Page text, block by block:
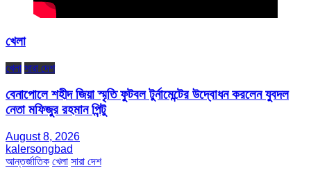
খেলা
খেলা সারা দেশ
বেনাপোলে শহীদ জিয়া স্মৃতি ফুটবল টুর্নামেন্টের উদ্বোধন করলেন যুবদল
নেতা মফিজুর রহমান পিন্টু
August 8, 2026
kalersongbad
আন্তর্জাতিক খেলা সারা দেশ